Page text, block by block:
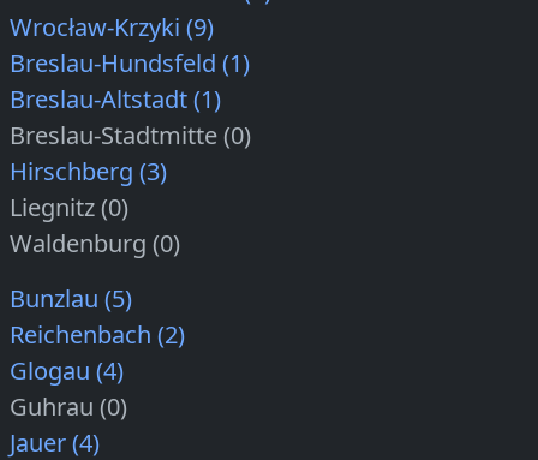
Wrocław-Krzyki (9)
Breslau-Hundsfeld (1)
Breslau-Altstadt (1)
Breslau-Stadtmitte (0)
Hirschberg (3)
Liegnitz (0)
Waldenburg (0)
Bunzlau (5)
Reichenbach (2)
Glogau (4)
Guhrau (0)
Jauer (4)